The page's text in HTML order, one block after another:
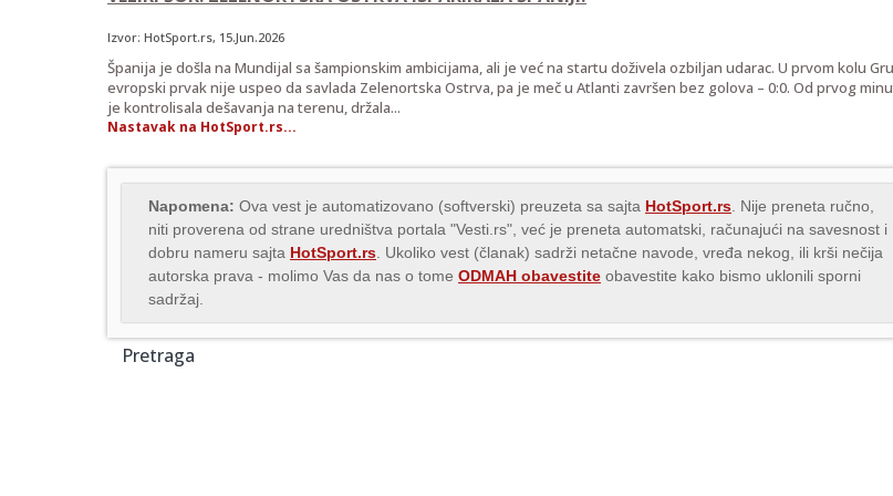
Izvor: HotSport.rs, 15.Jun.2026
Španija je došla na Mundijal sa šampionskim ambicijama, ali je već na startu doživela ozbiljan udarac. U prvom kolu
evropski prvak nije uspeo da savlada Zelenortska Ostrva, pa je meč u Atlanti završen bez golova – 0:0. Od prvog
je kontrolisala dešavanja na terenu, držala...
Nastavak na HotSport.rs...
Napomena: Ova vest je automatizovano (softverski) preuzeta sa sajta HotSport.rs . Nije preneta ručno,
niti proverena od strane uredništva portala "Vesti.rs", već je preneta automatski, računajući na savesnost i
dobru nameru sajta HotSport.rs . Ukoliko vest (članak) sadrži netačne navode, vređa nekog, ili krši nečija
autorska prava - molimo Vas da nas o tome ODMAH obavestite obavestite kako bismo uklonili sporni
sadržaj.
Pretraga